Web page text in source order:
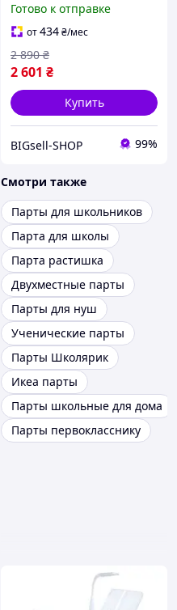
Готово к отправке
от434₴/мес
2 601 ₴
2 890 ₴
Купить
BIGsell-SHOP 99%
Смотри также
Парты для школьников
Парта для школы
Парта растишка
Двухместные парты
Парты для нуш
Ученические парты
Парты Школярик
Икеа парты
Парты школьные для дома
Парты первокласснику